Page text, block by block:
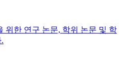
위한 연구 논문, 학위 논문 및 학